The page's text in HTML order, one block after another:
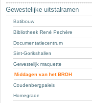
Stedenbouwkundige
Gewestelijke uitstalramen
Batibouw
Bibliotheek René Pechère
Documentatiecentrum
Sint-Gorikshallen
Gewestelijk maquette
Middagen van het BROH
Coudenbergpaleis
Homegrade